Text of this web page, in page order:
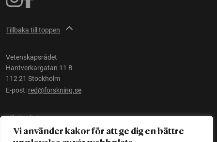
Vi använder kakor för att ge dig en bättre
Tillbaka till toppen
Vetenskapsrådet
Hantverkargatan 11 B
112 21 Stockholm
E-post: red@forskning.se
Tillgänglighet